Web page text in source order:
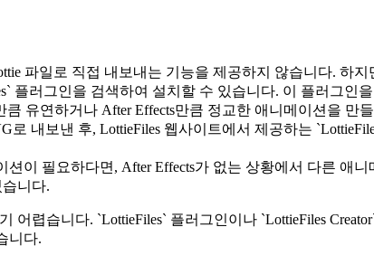
파일로 직접 내보내는 기능을 제공하지 않습니다. 하
플러그인을 검색하여 설치할 수 있습니다. 이 플러그인
큼 유연하거나 After Effects만큼 정교한 애니메이션을 만
로 내보낸 후, LottieFiles 웹사이트에서 제공하는
이 필요하다면, After Effects가 없는 상황에서 다른 애
니다.
어렵습니다. `LottieFiles` 플러그인이나 `LottieFiles
니다.